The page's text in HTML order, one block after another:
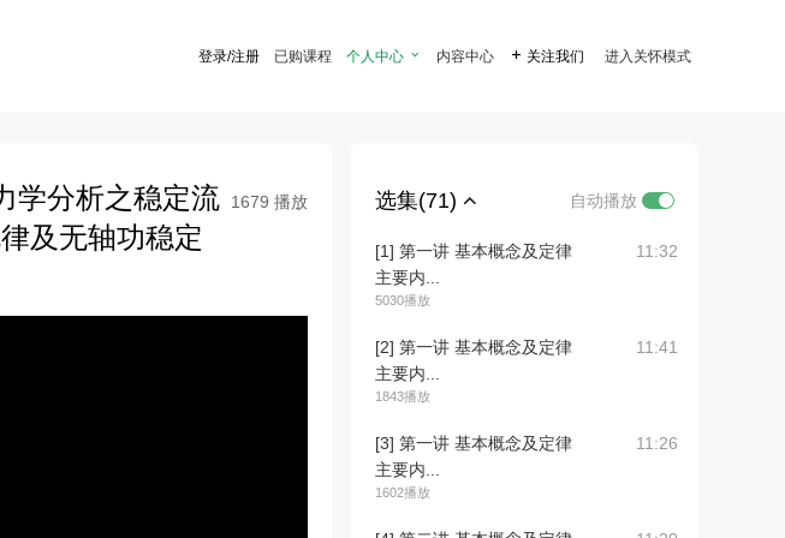
登录/注册 已购课程 个人中心  内容中心  关注我们 进入关怀模式
学分析之稳定流
及无轴功稳定
1679 播放 选集(71) 自动播放
[1] 第一讲 基本概念及定律
主要内...
5030播放
11:32
[2] 第一讲 基本概念及定律
主要内...
1843播放
11:41
[3] 第一讲 基本概念及定律
主要内...
1602播放
11:26